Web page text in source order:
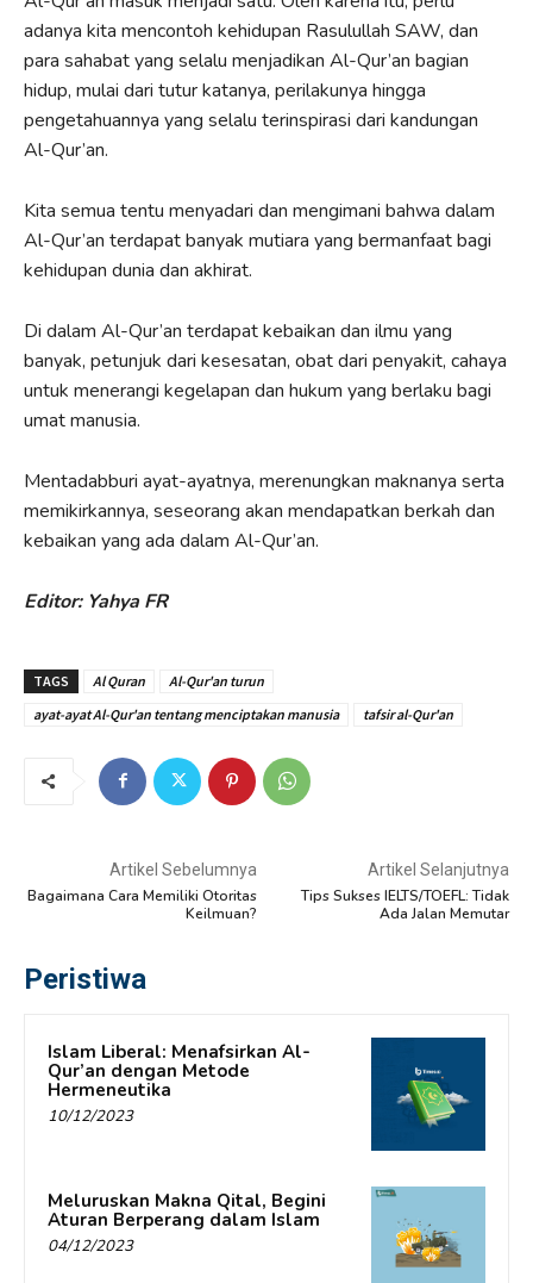
adanya kita mencontoh kehidupan Rasulullah SAW, dan
para sahabat yang selalu menjadikan Al-Qur’an bagian
hidup, mulai dari tutur katanya, perilakunya hingga
pengetahuannya yang selalu terinspirasi dari kandungan
Al-Qur’an.
Kita semua tentu menyadari dan mengimani bahwa dalam
Al-Qur’an terdapat banyak mutiara yang bermanfaat bagi
kehidupan dunia dan akhirat.
Di dalam Al-Qur’an terdapat kebaikan dan ilmu yang
banyak, petunjuk dari kesesatan, obat dari penyakit, cahaya
untuk menerangi kegelapan dan hukum yang berlaku bagi
umat manusia.
Mentadabburi ayat-ayatnya, merenungkan maknanya serta
memikirkannya, seseorang akan mendapatkan berkah dan
kebaikan yang ada dalam Al-Qur’an.
Editor: Yahya FR
TAGS Al Quran
Al-Qur'an turun
ayat-ayat Al-Qur'an tentang menciptakan manusia
tafsir al-Qur'an
Artikel Sebelumnya
Bagaimana Cara Memiliki Otoritas
Keilmuan?
Artikel Selanjutnya
Tips Sukses IELTS/TOEFL: Tidak
Ada Jalan Memutar
Peristiwa
Islam Liberal: Menafsirkan Al-
Qur’an dengan Metode
Hermeneutika
10/12/2023
Meluruskan Makna Qital, Begini
Aturan Berperang dalam Islam
04/12/2023